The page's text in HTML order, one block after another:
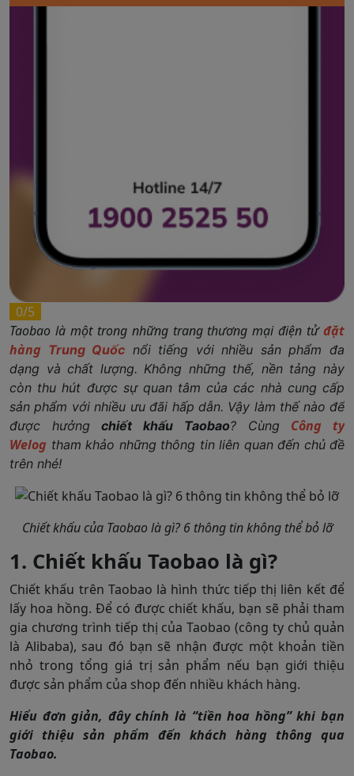
0/5
Taobao là một trong những trang thương mại điện tửđặt
hàng Trung Quốc nổi tiếng với nhiều sản phẩm đa
dạng và chất lượng. Không những thế, nền tảng này
còn thu hút được sự quan tâm của các nhà cung cấp
sản phẩm với nhiều ưu đãi hấp dẫn. Vậy làm thế nào để
được hưởngchiết khấu Taobao? Cùng Công ty
Welog tham khảo những thông tin liên quan đến chủ đề
trên nhé!
Chiết khấu của Taobao là gì? 6 thông tin không thể bỏ lỡ
1. Chiết khấu Taobao là gì?
Chiết khấu trên Taobao là hình thức tiếp thị liên kết để
lấy hoa hồng. Để có được chiết khấu, bạn sẽ phải tham
gia chương trình tiếp thị của Taobao (công ty chủ quản
là Alibaba), sau đó bạn sẽ nhận được một khoản tiền
nhỏ trong tổng giá trị sản phẩm nếu bạn giới thiệu
được sản phẩm của shop đến nhiều khách hàng.
Hiểu đơn giản, đây chính là “tiền hoa hồng” khi bạn
giới thiệu sản phẩm đến khách hàng thông qua
Taobao.